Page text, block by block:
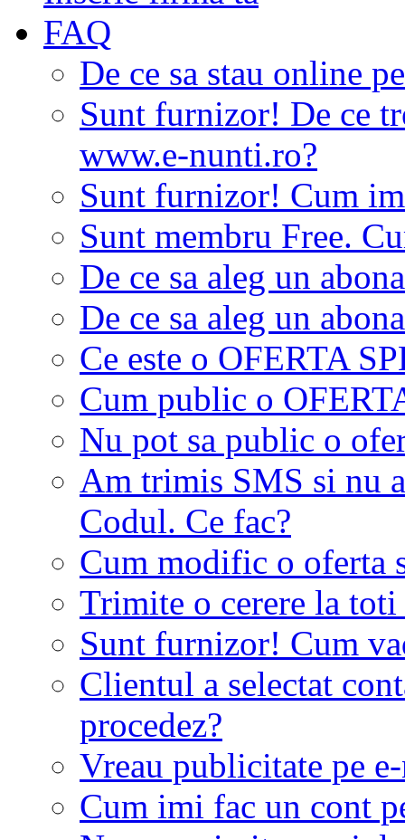
FAQ
De ce sa stau online
Sunt furnizor! De ce
www.e-nunti.ro?
Sunt furnizor! Cum
Sunt membru Free.
De ce sa aleg un
De ce sa aleg un
Ce este o OFERTA
Cum public o
Nu pot sa public o
Am trimis SMS si nu
Codul. Ce fac?
Cum modific o oferta
Trimite o cerere la
Sunt furnizor! Cum
Clientul a selectat
procedez?
Vreau publicitate pe
Cum imi fac un cont